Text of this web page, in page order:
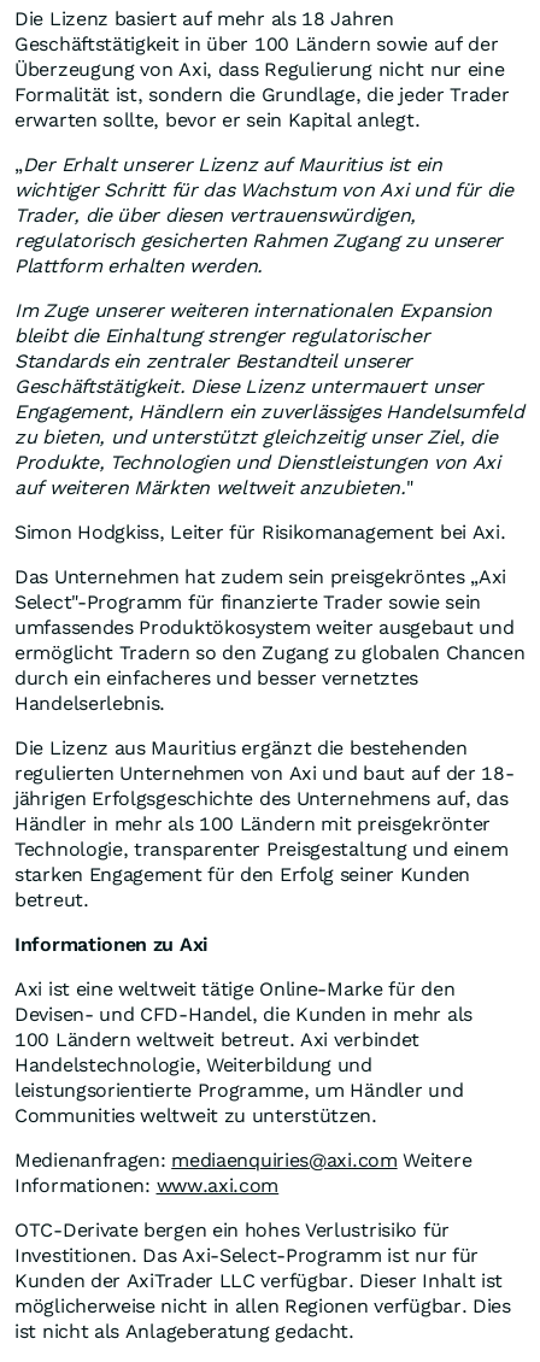
Die Lizenz basiert auf mehr als 18 Jahren
Geschäftstätigkeit in über 100 Ländern sowie auf der
Überzeugung von Axi, dass Regulierung nicht nur eine
Formalität ist, sondern die Grundlage, die jeder Trader
erwarten sollte, bevor er sein Kapital anlegt.
„Der Erhalt unserer Lizenz auf Mauritius ist ein
wichtiger Schritt für das Wachstum von Axi und für die
Trader, die über diesen vertrauenswürdigen,
regulatorisch gesicherten Rahmen Zugang zu unserer
Plattform erhalten werden.
Im Zuge unserer weiteren internationalen Expansion
bleibt die Einhaltung strenger regulatorischer
Standards ein zentraler Bestandteil unserer
Geschäftstätigkeit. Diese Lizenz untermauert unser
Engagement, Händlern ein zuverlässiges Handelsumfeld
zu bieten, und unterstützt gleichzeitig unser Ziel, die
Produkte, Technologien und Dienstleistungen von Axi
auf weiteren Märkten weltweit anzubieten."
Simon Hodgkiss, Leiter für Risikomanagement bei Axi.
Das Unternehmen hat zudem sein preisgekröntes „Axi
Select"-Programm für finanzierte Trader sowie sein
umfassendes Produktökosystem weiter ausgebaut und
ermöglicht Tradern so den Zugang zu globalen Chancen
durch ein einfacheres und besser vernetztes
Handelserlebnis.
Die Lizenz aus Mauritius ergänzt die bestehenden
regulierten Unternehmen von Axi und baut auf der 18-
jährigen Erfolgsgeschichte des Unternehmens auf, das
Händler in mehr als 100 Ländern mit preisgekrönter
Technologie, transparenter Preisgestaltung und einem
starken Engagement für den Erfolg seiner Kunden
betreut.
Informationen zu Axi
Axi ist eine weltweit tätige Online-Marke für den
Devisen- und CFD-Handel, die Kunden in mehr als
100 Ländern weltweit betreut. Axi verbindet
Handelstechnologie, Weiterbildung und
leistungsorientierte Programme, um Händler und
Communities weltweit zu unterstützen.
Medienanfragen: mediaenquiries@axi.com Weitere
Informationen: www.axi.com
OTC-Derivate bergen ein hohes Verlustrisiko für
Investitionen. Das Axi-Select-Programm ist nur für
Kunden der AxiTrader LLC verfügbar. Dieser Inhalt ist
möglicherweise nicht in allen Regionen verfügbar. Dies
ist nicht als Anlageberatung gedacht.